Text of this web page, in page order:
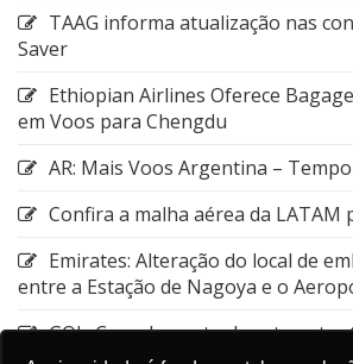
TAAG informa atualização nas
Saver
Ethiopian Airlines Oferece
em Voos para Chengdu
AR: Mais Voos Argentina –
Confira a malha aérea da LATAM
Emirates: Alteração do local de
entre a Estação de Nagoya e o
GOL: Cancelamento da rota entre